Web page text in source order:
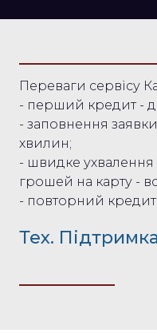
Переваги сервісу
- перший кредит -
- заповнення
хвилин;
- швидке
грошей на карту -
- повторний
Тех.